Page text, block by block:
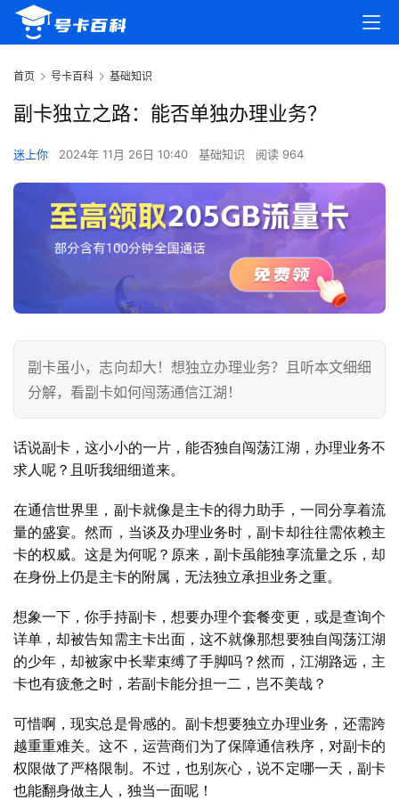
首
页
首页 号卡百科 基础知识
副卡独立之路：能否单独办理业务？
迷上你 2024年 11月 26日 10:40 基础知识 阅读 964
副卡虽小，志向却大！想独立办理业务？且听本文细细
分解，看副卡如何闯荡通信江湖！
话说副卡，这小小的一片，能否独自闯荡江湖，办理业务不
求人呢？且听我细细道来。
在通信世界里，副卡就像是主卡的得力助手，一同分享着流
量的盛宴。然而，当谈及办理业务时，副卡却往往需依赖主
卡的权威。这是为何呢？原来，副卡虽能独享流量之乐，却
在身份上仍是主卡的附属，无法独立承担业务之重。
想象一下，你手持副卡，想要办理个套餐变更，或是查询个
详单，却被告知需主卡出面，这不就像那想要独自闯荡江湖
的少年，却被家中长辈束缚了手脚吗？然而，江湖路远，主
卡也有疲惫之时，若副卡能分担一二，岂不美哉？
可惜啊，现实总是骨感的。副卡想要独立办理业务，还需跨
越重重难关。这不，运营商们为了保障通信秩序，对副卡的
权限做了严格限制。不过，也别灰心，说不定哪一天，副卡
也能翻身做主人，独当一面呢！